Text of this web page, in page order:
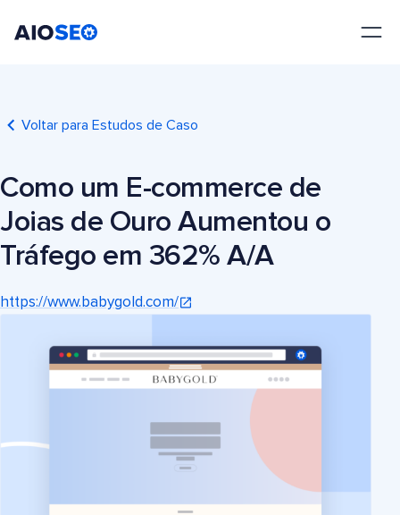
Voltar para Estudos de Caso
Como um E-commerce de
Joias de Ouro Aumentou o
Tráfego em 362% A/A
https://www.babygold.com/